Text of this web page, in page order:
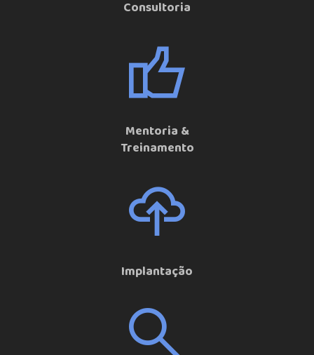
Consultoria
Mentoria &
Treinamento
Implantação